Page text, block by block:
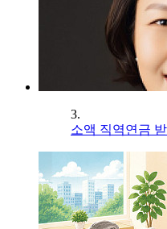
3.
소액 직역연금